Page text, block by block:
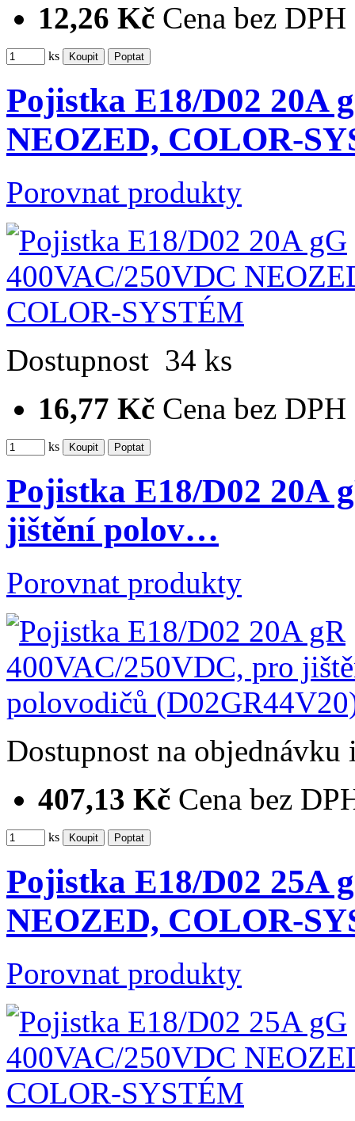
12,26 Kč Cena bez DPH
ks
Pojistka E18/D02 20A
NEOZED, COLOR-
Porovnat produkty
Dostupnost 34 ks
16,77 Kč Cena bez DPH
ks
Pojistka E18/D02 20A
jištění polov…
Porovnat produkty
Dostupnost na objednávku
407,13 Kč Cena bez
ks
Pojistka E18/D02 25A
NEOZED, COLOR-
Porovnat produkty